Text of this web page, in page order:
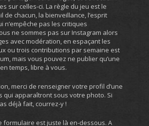
sur celles-ci. La règle du jeu est le
de chacun, la bienveillance, l’esprit
n’empêche pas les critiques
ne sommes pas sur Instagram alors
avec modération, en espaçant les
ou trois contributions par semaine est
mais vous pouvez ne publier qu’une
temps, libre à vous.
merci de renseigner votre profil d’une
qui apparaîtront sous votre photo. Si
déjà fait, courrez-y !
formulaire est juste là en-dessous. A